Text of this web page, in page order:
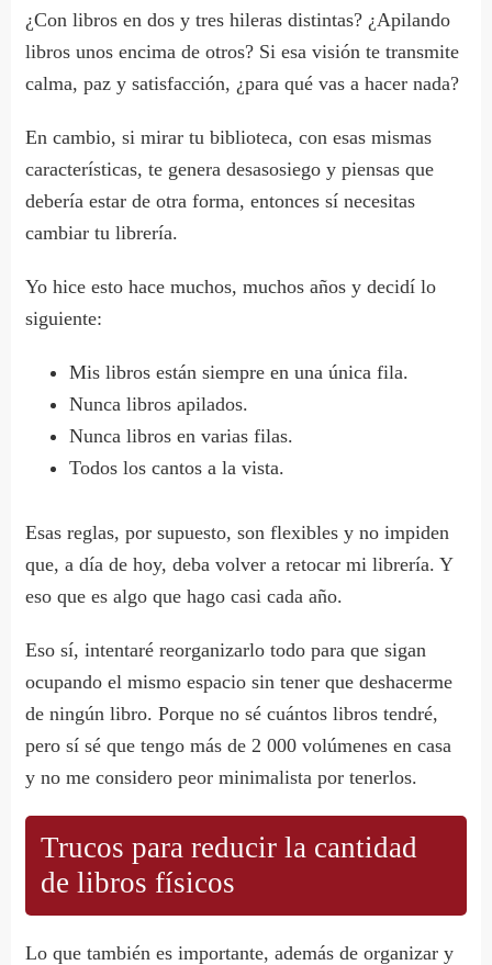
¿Con libros en dos y tres hileras distintas? ¿Apilando
libros unos encima de otros? Si esa visión te transmite
calma, paz y satisfacción, ¿para qué vas a hacer nada?
En cambio, si mirar tu biblioteca, con esas mismas
características, te genera desasosiego y piensas que
debería estar de otra forma, entonces sí necesitas
cambiar tu librería.
Yo hice esto hace muchos, muchos años y decidí lo
siguiente:
Mis libros están siempre en una única fila.
Nunca libros apilados.
Nunca libros en varias filas.
Todos los cantos a la vista.
Esas reglas, por supuesto, son flexibles y no impiden
que, a día de hoy, deba volver a retocar mi librería. Y
eso que es algo que hago casi cada año.
Eso sí, intentaré reorganizarlo todo para que sigan
ocupando el mismo espacio sin tener que deshacerme
de ningún libro. Porque no sé cuántos libros tendré,
pero sí sé que tengo más de 2 000 volúmenes en casa
y no me considero peor minimalista por tenerlos.
Trucos para reducir la cantidad
de libros físicos
Lo que también es importante, además de organizar y